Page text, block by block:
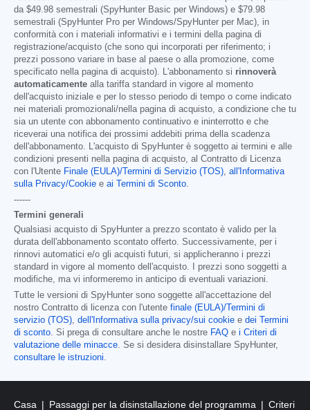
da $49.98 semestrali (SpyHunter Basic per Windows) e $79.98
semestrali (SpyHunter Pro per Windows/SpyHunter per Mac), in
conformità con i materiali informativi e i termini della pagina di
registrazione/acquisto (che sono qui incorporati per riferimento; i
prezzi possono variare in base al paese o alla promozione, come
specificato nella pagina di acquisto). L'abbonamento si rinnoverà
automaticamente alla tariffa standard in vigore al momento
dell'acquisto iniziale e per lo stesso periodo di tempo o come indicato
nei materiali promozionali/nella pagina di acquisto, a condizione che tu
sia un utente con abbonamento continuativo e ininterrotto e che
riceverai una notifica dei prossimi addebiti prima della scadenza
dell'abbonamento. L'acquisto di SpyHunter è soggetto ai termini e alle
condizioni presenti nella pagina di acquisto, al Contratto di Licenza
con l'Utente Finale (EULA)/Termini di Servizio (TOS) all'Informativa
sulla Privacy/Cookie e ai Termini di Sconto
------
Termini generali
Qualsiasi acquisto di SpyHunter a prezzo scontato è valido per la
durata dell'abbonamento scontato offerto. Successivamente, per i
rinnovi automatici e/o gli acquisti futuri, si applicheranno i prezzi
standard in vigore al momento dell'acquisto. I prezzi sono soggetti a
modifiche, ma vi informeremo in anticipo di eventuali variazioni.
Tutte le versioni di SpyHunter sono soggette all'accettazione del
nostro Contratto di licenza con l'utente finale (EULA)/Termini di
servizio (TOS) dell'Informativa sulla privacy/sui cookie e dei Termini
di sconto . Si prega di consultare anche le nostre FAQ e i Criteri di
valutazione delle minacce . Se si desidera disinstallare SpyHunter,
consultare le istruzioni
Casa Passaggi per la disinstallazione del programma Criteri